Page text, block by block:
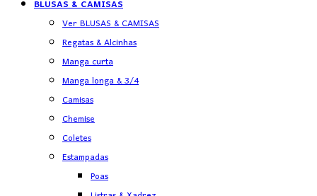
BLUSAS & CAMISAS
Ver BLUSAS & CAMISAS
Regatas & Alcinhas
Manga curta
Manga longa & 3/4
Camisas
Chemise
Coletes
Estampadas
Poas